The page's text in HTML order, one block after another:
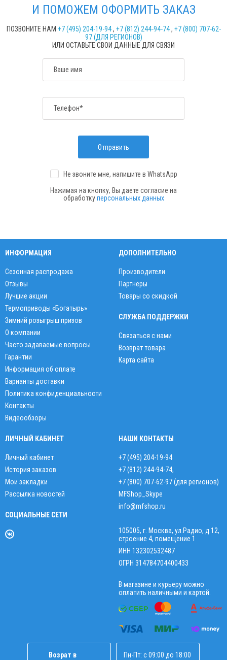
И ПОМОЖЕМ ОФОРМИТЬ ЗАКАЗ
ПОЗВОНИТЕ НАМ +7 (495) 204-19-94, +7 (812) 244-94-74, +7 (800) 707-62-
97 (ДЛЯ РЕГИОНОВ)
ИЛИ ОСТАВЬТЕ СВОИ ДАННЫЕ ДЛЯ СВЯЗИ
Ваше имя
Телефон*
Отправить
Не звоните мне, напишите в WhatsApp
Нажимая на кнопку, Вы даете согласие на
обработкуперсональных данных
ИНФОРМАЦИЯ
Сезонная распродажа
Отзывы
Лучшие акции
Термоприводы «Богатырь»
Зимний розыгрыш призов
О компании
Часто задаваемые вопросы
Гарантии
Информация об оплате
Варианты доставки
Политика конфиденциальности
Контакты
Видеообзоры
ДОПОЛНИТЕЛЬНО
Производители
Партнёры
Товары со скидкой
СЛУЖБА ПОДДЕРЖКИ
Связаться с нами
Возврат товара
Карта сайта
ЛИЧНЫЙ КАБИНЕТ
Личный кабинет
История заказов
Мои закладки
Рассылка новостей
СОЦИАЛЬНЫЕ СЕТИ
НАШИ КОНТАКТЫ
+7 (495) 204-19-94
+7 (812) 244-94-74,
+7 (800) 707-62-97 (для регионов)
MFShop_Skype
info@mfshop.ru
105005, г. Москва, ул.Радио, д.12,
строение 4, помещение 1
ИНН 132302532487
ОГРН 314784704400433
В магазине и курьеру можно
оплатить наличными и картой.
Возрат в
Пн-Пт: с 09:00 до 18:00